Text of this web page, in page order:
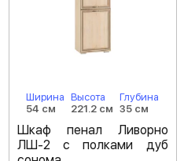
Ширина
54 см
Высота
221.2 см
Глубина
35 см
Шкаф пенал Ливорно
ЛШ-2 с полками дуб